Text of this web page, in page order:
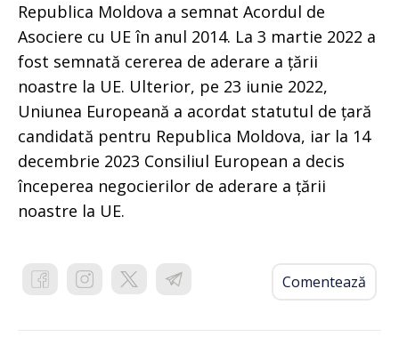
Republica Moldova a semnat Acordul de
Asociere cu UE în anul 2014. La 3 martie 2022 a
fost semnată cererea de aderare a țării
noastre la UE. Ulterior, pe 23 iunie 2022,
Uniunea Europeană a acordat statutul de țară
candidată pentru Republica Moldova, iar la 14
decembrie 2023 Consiliul European a decis
începerea negocierilor de aderare a țării
noastre la UE.
Comentează